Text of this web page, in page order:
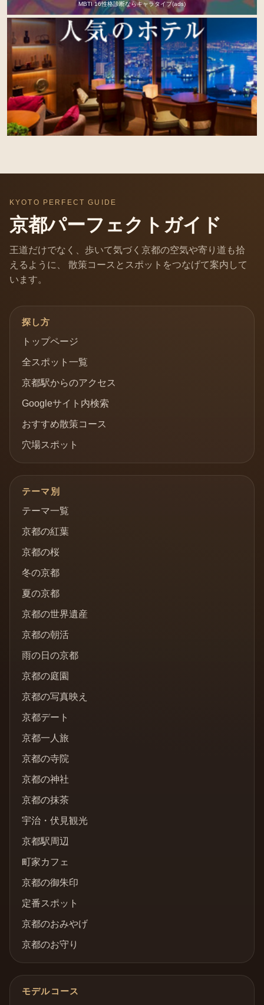
MBTI 16性格診断ならキャラタイプ(ads)
KYOTO PERFECT GUIDE
京都パーフェクトガイド
王道だけでなく、歩いて気づく京都の空気や寄り道も拾
えるように、 散策コースとスポットをつなげて案内して
います。
探し方
トップページ
全スポット一覧
京都駅からのアクセス
Googleサイト内検索
おすすめ散策コース
穴場スポット
テーマ別
テーマ一覧
京都の紅葉
京都の桜
冬の京都
夏の京都
京都の世界遺産
京都の朝活
雨の日の京都
京都の庭園
京都の写真映え
京都デート
京都一人旅
京都の寺院
京都の神社
京都の抹茶
宇治・伏見観光
京都駅周辺
町家カフェ
京都の御朱印
定番スポット
京都のおみやげ
京都のお守り
モデルコース